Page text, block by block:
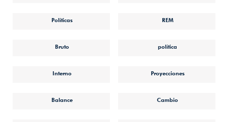
Políticas REM
Bruto política
Interno Proyecciones
Balance Cambio